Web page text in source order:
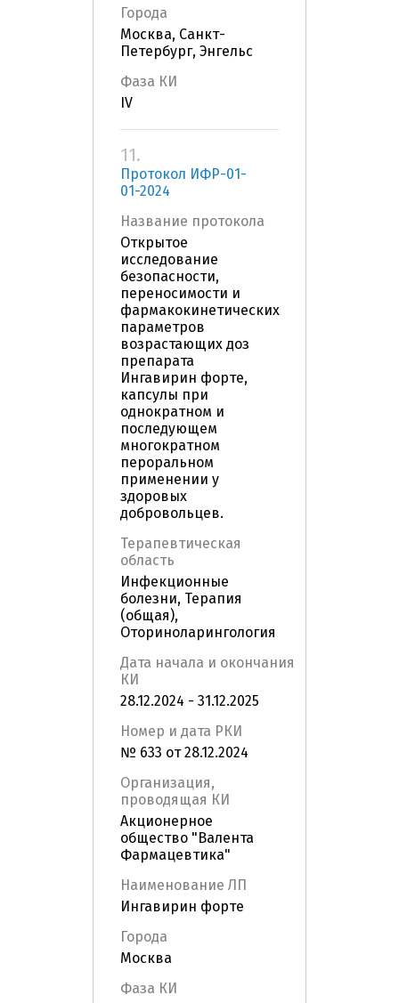
Города
Москва, Санкт-
Петербург, Энгельс
Фаза КИ
IV
11.
Протокол ИФР-01-
01-2024
Название протокола
Открытое
исследование
безопасности,
переносимости и
фармакокинетических
параметров
возрастающих доз
препарата
Ингавирин форте,
капсулы при
однократном и
последующем
многократном
пероральном
применении у
здоровых
добровольцев.
Терапевтическая
область
Инфекционные
болезни, Терапия
(общая),
Оториноларингология
Дата начала и окончания
КИ
28.12.2024 - 31.12.2025
Номер и дата РКИ
№ 633 от 28.12.2024
Организация,
проводящая КИ
Акционерное
общество "Валента
Фармацевтика"
Наименование ЛП
Ингавирин форте
Города
Москва
Фаза КИ